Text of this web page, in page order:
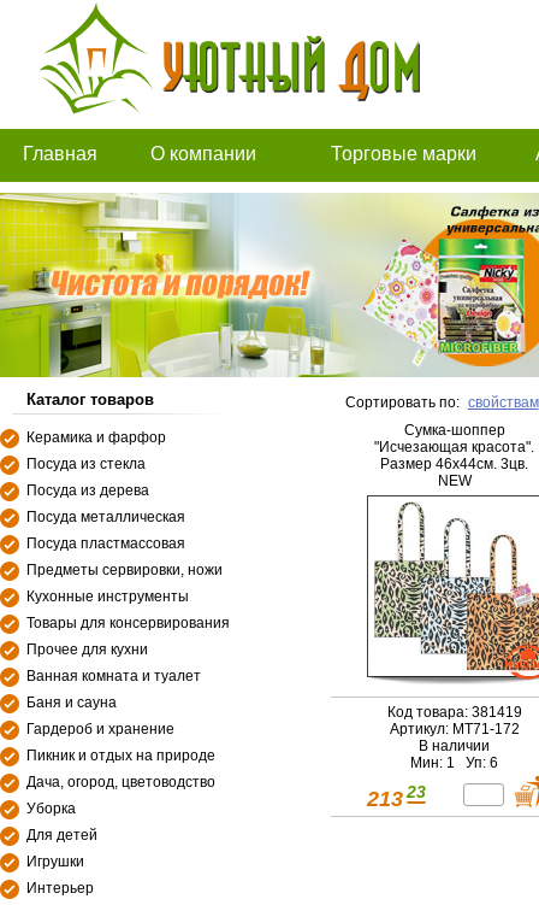
Главная О компании Торговые марки
Каталог товаров
Керамика и фарфор
Посуда из стекла
Посуда из дерева
Посуда металлическая
Посуда пластмассовая
Предметы сервировки, ножи
Кухонные инструменты
Товары для консервирования
Прочее для кухни
Ванная комната и туалет
Баня и сауна
Гардероб и хранение
Пикник и отдых на природе
Дача, огород, цветоводство
Уборка
Для детей
Игрушки
Интерьер
Сортировать по: свойствам
Сумка-шоппер
"Исчезающая красота".
Размер 46х44см. 3цв.
NEW
Код товара: 381419
Артикул: МТ71-172
В наличии
Мин: 1 Уп: 6
213 23